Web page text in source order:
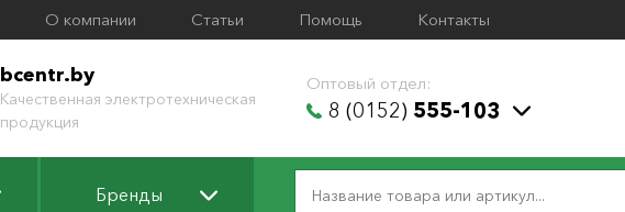
О компании Статьи Помощь Контакты
bcentr.by
Качественная электротехническая
продукция
Оптовый отдел:
8 (0152) 555-103
Бренды